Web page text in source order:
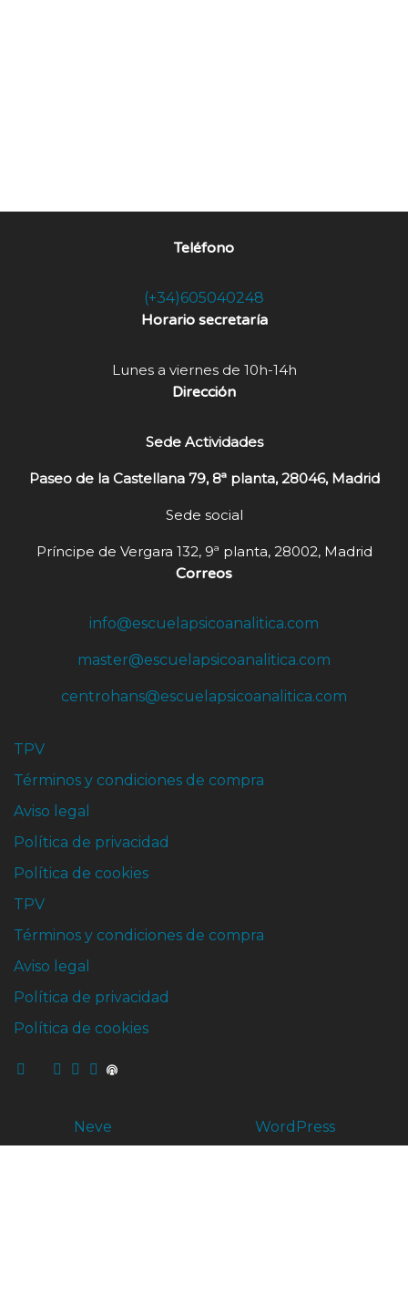
Teléfono
(+34)605040248
Horario secretaría
Lunes a viernes de 10h-14h
Dirección
Sede Actividades
Paseo de la Castellana 79, 8ª planta, 28046, Madrid
Sede social
Príncipe de Vergara 132, 9ª planta, 28002, Madrid
Correos
info@escuelapsicoanalitica.com
master@escuelapsicoanalitica.com
centrohans@escuelapsicoanalitica.com
TPV
Términos y condiciones de compra
Aviso legal
Política de privacidad
Política de cookies
TPV
Términos y condiciones de compra
Aviso legal
Política de privacidad
Política de cookies
Neve
WordPress